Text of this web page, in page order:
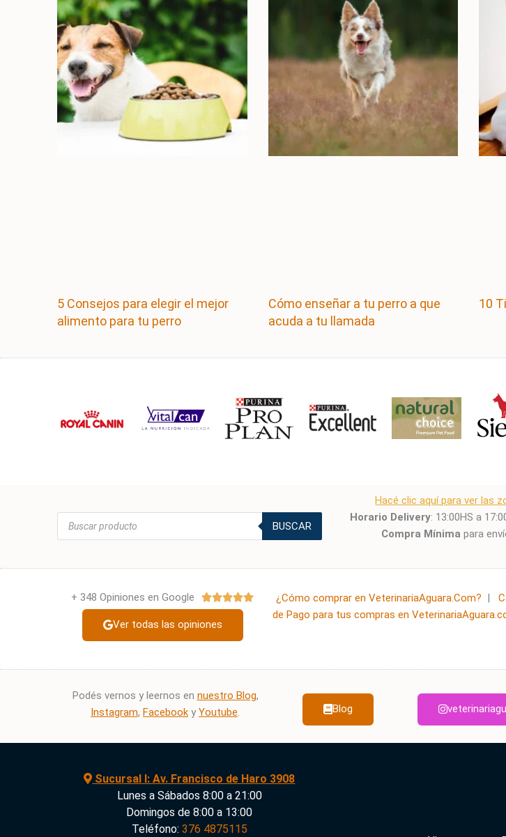
5 Consejos para elegir el mejor
alimento para tu perro
Cómo enseñar a tu perro a que
acuda a tu llamada
10
Búsqueda
productos
BUSCAR
Hacé clic aquí para ver las
Horario Delivery: 13:00HS a
Compra Mínima para
+ 348 Opiniones en Google Valorado
Ver todas las opiniones
¿Cómo comprar en VeterinariaAguara.Com? |
de Pago para tus compras en
Podés vernos y leernos en nuestro Blog,
Instagram, Facebook y Youtube. Blog
Sucursal I: Av. Francisco de Haro 3908
Lunes a Sábados 8:00 a 21:00
Domingos de 8:00 a 13:00
Teléfono: 376 4875115